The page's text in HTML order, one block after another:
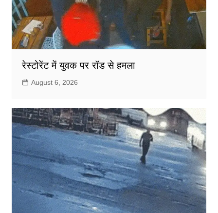
रेस्टोरेंट में युवक पर रॉड से हमला
August 6, 2026